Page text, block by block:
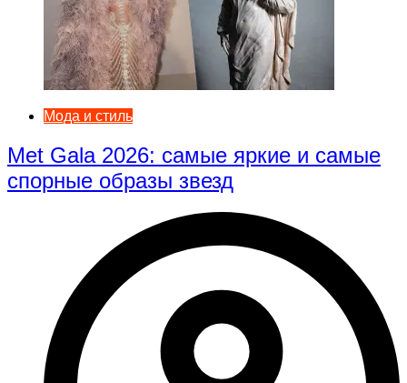
Мода и стиль
Met Gala 2026: самые яркие и самые
спорные образы звезд